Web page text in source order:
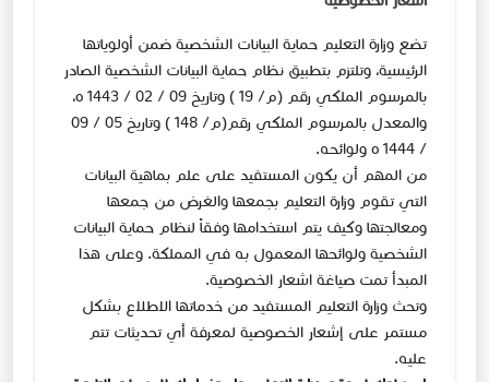
تضع وزارة التعليم حماية البيانات الشخصية ضمن أولوياتها
الرئيسية، وتلتزم بتطبيق نظام حماية البيانات الشخصية الصادر
بالمرسوم الملكي رقم (م/ 19 ) وتاريخ 09 / 02 / 1443 ه،
والمعدل بالمرسوم الملكي رقم(م/ 148 ) وتاريخ 05 / 09
/ 1444 ه ولوائحه.
من المهم أن يكون المستفيد على علم بماهية البيانات
التي تقوم وزارة التعليم بجمعها والغرض من جمعها
ومعالجتها وكيف يتم استخدامها وفقاً لنظام حماية البيانات
الشخصية ولوائحها المعمول به في المملكة. وعلى هذا
المبدأ تمت صياغة اشعار الخصوصية.
وتحث وزارة التعليم المستفيد من خدماتها الاطلاع بشكل
مستمر على إشعار الخصوصية لمعرفة أي تحديثات تتم
عليه.